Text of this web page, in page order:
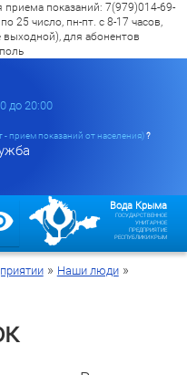
показаний: 7(979)014-69-
25 число, пн-пт. с 8-17 часов,
выходной), для абонентов
до 20:00
прием показаний от населения)?
Вода Крыма
ГОСУДАРСТВЕННОЕ
УНИТАРНОЕ
ПРЕДПРИЯТИЕ
РЕСПУБЛИКИ КРЫМ
» Наши люди»